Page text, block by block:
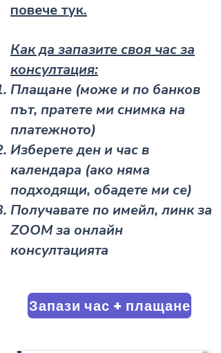
повече тук.
Как да запазите своя час за
консултация:
Плащане (може и по банков
път, пратете ми снимка на
платежното)
Изберете ден и час в
календара (ако няма
подходящи, обадете ми се)
Получавате по имейл, линк за
ZOOM за онлайн
консултацията
Запази час + плащане